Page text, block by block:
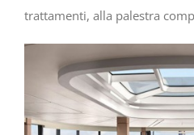
trattamenti, alla palestra